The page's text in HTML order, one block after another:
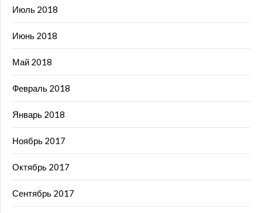
Июль 2018
Июнь 2018
Май 2018
Февраль 2018
Январь 2018
Ноябрь 2017
Октябрь 2017
Сентябрь 2017